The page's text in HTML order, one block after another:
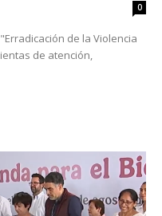
0
de la Violencia
de atención,